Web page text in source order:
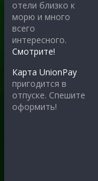
отели близко к
морю и много
всего
интересного.
Смотрите!
Карта UnionPay
пригодится в
отпуске. Спешите
оформить!